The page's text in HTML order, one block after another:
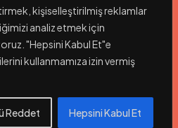
kişiselleştirilmiş reklamlar
analiz etmek için
"Hepsini Kabul Et"e
kullanmamıza izin vermiş
Reddet Hepsini Kabul Et